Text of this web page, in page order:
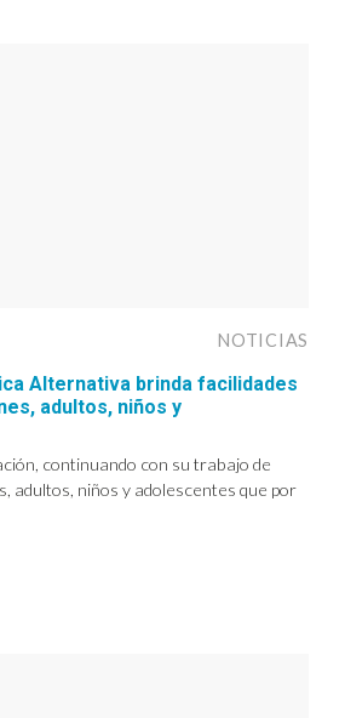
NOTICIAS
Alternativa brinda facilidades
adultos, niños y
continuando con su trabajo de
adultos, niños y adolescentes que por